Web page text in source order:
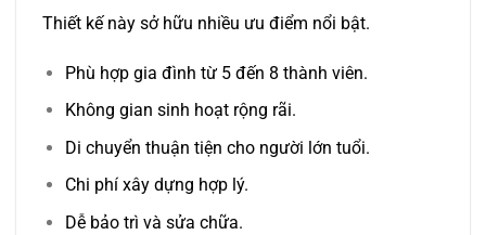
Thiết kế này sở hữu nhiều ưu điểm nổi bật.
Phù hợp gia đình từ 5 đến 8 thành viên.
Không gian sinh hoạt rộng rãi.
Di chuyển thuận tiện cho người lớn tuổi.
Chi phí xây dựng hợp lý.
Dễ bảo trì và sửa chữa.